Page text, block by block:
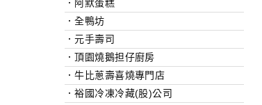
．阿默蛋糕
．全鴨坊
．元手壽司
．頂園燒鵝担仔廚房
．牛比蔥壽喜燒專門店
．裕國冷凍冷藏(股)公司